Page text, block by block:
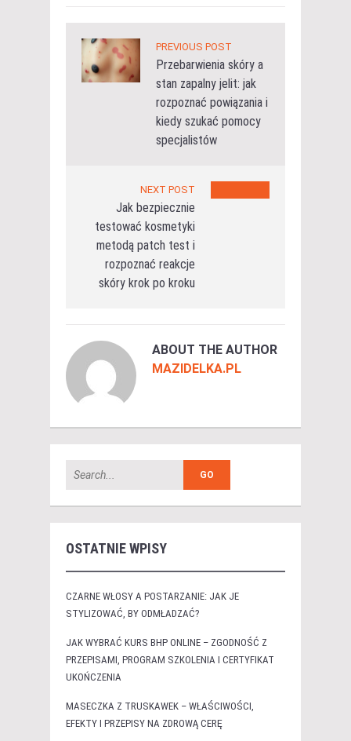
PREVIOUS POST
Przebarwienia skóry a
stan zapalny jelit: jak
rozpoznać powiązania i
kiedy szukać pomocy
specjalistów
NEXT POST
Jak bezpiecznie
testować kosmetyki
metodą patch test i
rozpoznać reakcje
skóry krok po kroku
ABOUT THE AUTHOR
MAZIDELKA.PL
OSTATNIE WPISY
CZARNE WŁOSY A POSTARZANIE: JAK JE
STYLIZOWAĆ, BY ODMŁADZAĆ?
JAK WYBRAĆ KURS BHP ONLINE – ZGODNOŚĆ Z
PRZEPISAMI, PROGRAM SZKOLENIA I CERTYFIKAT
UKOŃCZENIA
MASECZKA Z TRUSKAWEK – WŁAŚCIWOŚCI,
EFEKTY I PRZEPISY NA ZDROWĄ CERĘ